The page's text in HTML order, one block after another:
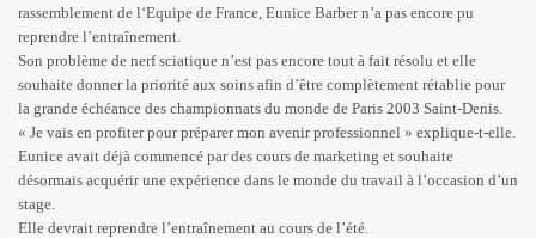
rassemblement de l‘Equipe de France, Eunice Barber n’a pas encore pu
reprendre l’entraînement.
Son problème de nerf sciatique n’est pas encore tout à fait résolu et elle
souhaite donner la priorité aux soins afin d’être complètement rétablie pour
la grande échéance des championnats du monde de Paris 2003 Saint-Denis.
« Je vais en profiter pour préparer mon avenir professionnel » explique-t-elle.
Eunice avait déjà commencé par des cours de marketing et souhaite
désormais acquérir une expérience dans le monde du travail à l’occasion d’un
stage.
Elle devrait reprendre l’entraînement au cours de l’été.